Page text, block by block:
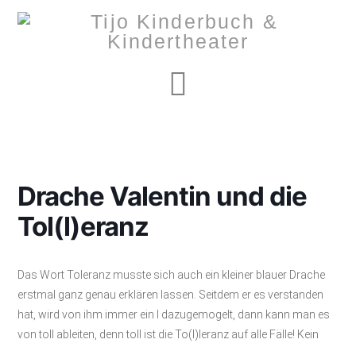
Drache Valentin und die
Tol(l)eranz
Das Wort Toleranz musste sich auch ein kleiner blauer Drache
erstmal ganz genau erklären lassen. Seitdem er es verstanden
hat, wird von ihm immer ein l dazugemogelt, dann kann man es
von toll ableiten, denn toll ist die To(l)leranz auf alle Fälle! Kein